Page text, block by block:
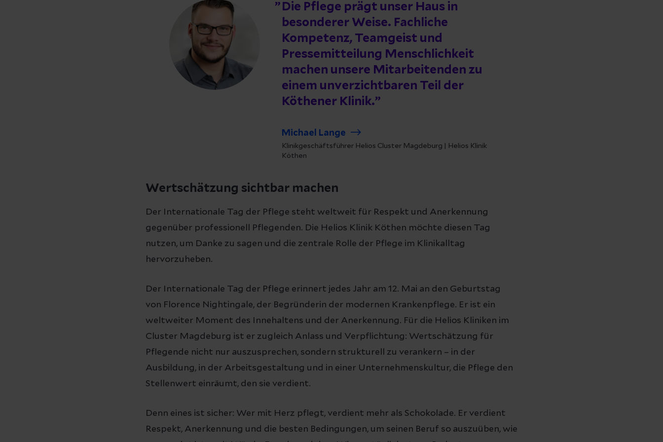
Klinikgeschäftsführer Helios Cluster Magdeburg | Helios Klinik
Köthen
Die Pflege prägt unser Haus in
besonderer Weise. Fachliche
Kompetenz, Teamgeist und
Pressemitteilung Menschlichkeit
machen unsere Mitarbeitenden zu
einem unverzichtbaren Teil der
Köthener Klinik.
Michael Lange
Wertschätzung sichtbar machen
Der Internationale Tag der Pflege steht weltweit für Respekt und Anerkennung
gegenüber professionell Pflegenden. Die Helios Klinik Köthen möchte diesen Tag
nutzen, um Danke zu sagen und die zentrale Rolle der Pflege im Klinikalltag
hervorzuheben.
Der Internationale Tag der Pflege erinnert jedes Jahr am 12. Mai an den Geburtstag
von Florence Nightingale, der Begründerin der modernen Krankenpflege. Er ist ein
weltweiter Moment des Innehaltens und der Anerkennung. Für die Helios Kliniken im
Cluster Magdeburg ist er zugleich Anlass und Verpflichtung: Wertschätzung für
Pflegende nicht nur auszusprechen, sondern strukturell zu verankern – in der
Ausbildung, in der Arbeitsgestaltung und in einer Unternehmenskultur, die Pflege den
Stellenwert einräumt, den sie verdient.
Denn eines ist sicher: Wer mit Herz pflegt, verdient mehr als Schokolade. Er verdient
Respekt, Anerkennung und die besten Bedingungen, um seinen Beruf so auszuüben, wie